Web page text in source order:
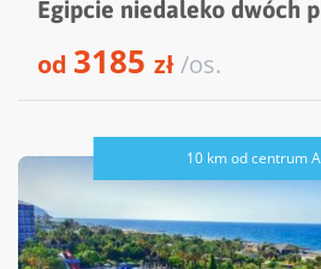
Egipcie niedaleko dwóch
od 3185 zł/os.
10 km od centrum